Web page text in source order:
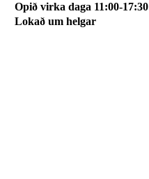
Opið virka daga 11:00-17:30
Lokað um helgar